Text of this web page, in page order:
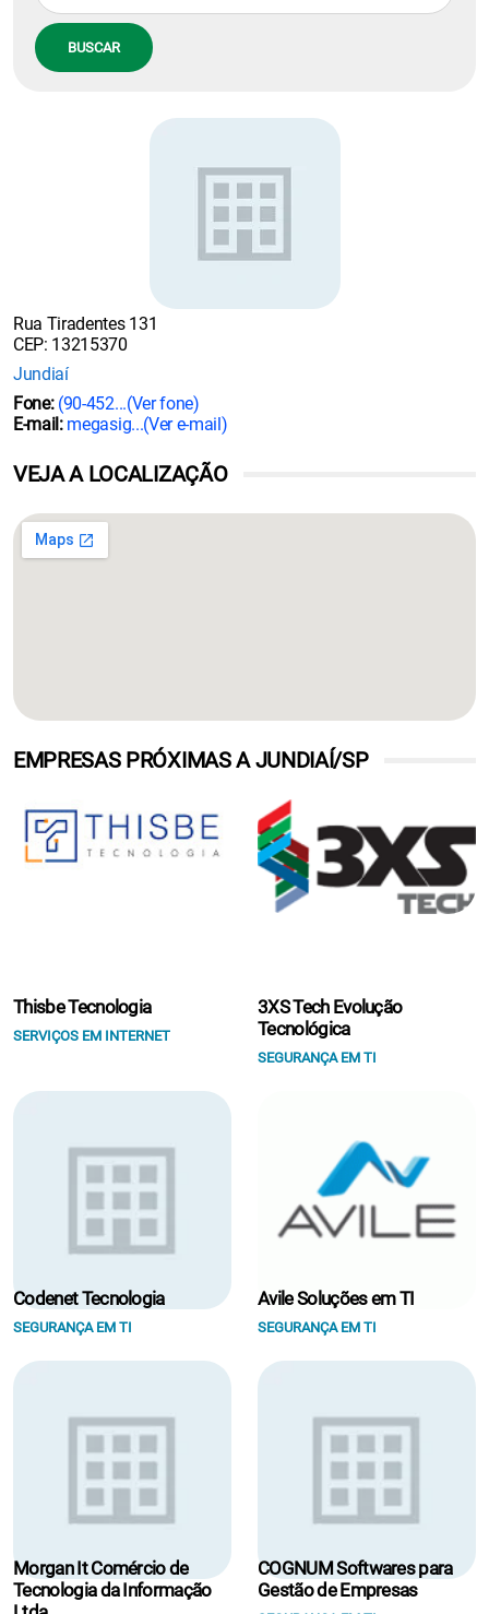
BUSCAR
Rua Tiradentes 131
CEP: 13215370
Jundiaí
Fone: (90-452...(Ver fone)
E-mail: megasig...(Ver e-mail)
VEJA A LOCALIZAÇÃO
EMPRESAS PRÓXIMAS A JUNDIAÍ/SP
Thisbe Tecnologia
SERVIÇOS EM INTERNET
3XS Tech Evolução
Tecnológica
SEGURANÇA EM TI
Codenet Tecnologia
SEGURANÇA EM TI
Avile Soluções em TI
SEGURANÇA EM TI
Morgan It Comércio de
Tecnologia da Informação
COGNUM Softwares para
Gestão de Empresas